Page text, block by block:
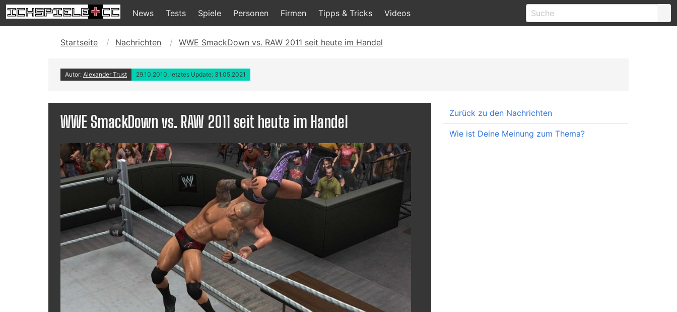
News Tests Spiele Personen Firmen Tipps & Tricks Videos
Startseite Nachrichten WWE SmackDown vs. RAW 2011 seit heute im Handel
Autor: Alexander Trust 29.10.2010, letztes Update: 31.05.2021
WWE SmackDown vs. RAW 2011 seit heute im Handel Zurück zu den Nachrichten
Wie ist Deine Meinung zum Thema?